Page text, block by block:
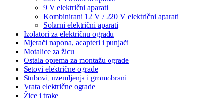
9 V električni aparati
Kombinirani 12 V / 220 V električni aparati
Solarni električni aparati
Izolatori za električnu ogradu
Mjerači napona, adapteri i punjači
Motalice za žicu
Ostala oprema za montažu ograde
Setovi električne ograde
Stubovi, uzemljenja i gromobrani
Vrata električne ograde
Žice i trake